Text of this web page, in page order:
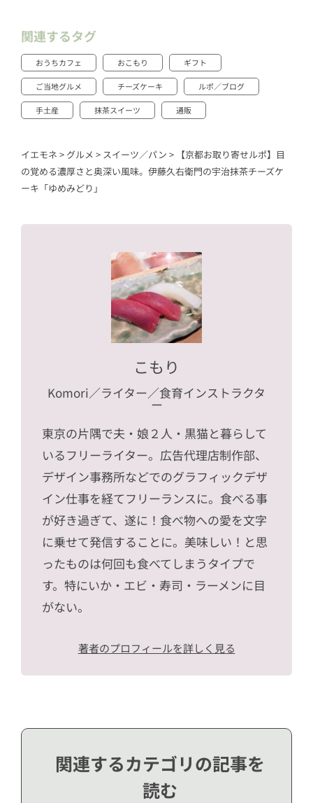
関連するタグ
おうちカフェ おこもり ギフト
ご当地グルメ チーズケーキ ルポ／ブログ
手土産 抹茶スイーツ 通販
イエモネ > グルメ > スイーツ／パン > 【京都お取り寄せルポ】目
の覚める濃厚さと奥深い風味。伊藤久右衛門の宇治抹茶チーズケ
ーキ「ゆめみどり」
こもり
Komori／ライター／食育インストラクタ
ー
東京の片隅で夫・娘２人・黒猫と暮らして
いるフリーライター。広告代理店制作部、
デザイン事務所などでのグラフィックデザ
イン仕事を経てフリーランスに。食べる事
が好き過ぎて、遂に！食べ物への愛を文字
に乗せて発信することに。美味しい！と思
ったものは何回も食べてしまうタイプで
す。特にいか・エビ・寿司・ラーメンに目
がない。
著者のプロフィールを詳しく見る
関連するカテゴリの記事を
読む